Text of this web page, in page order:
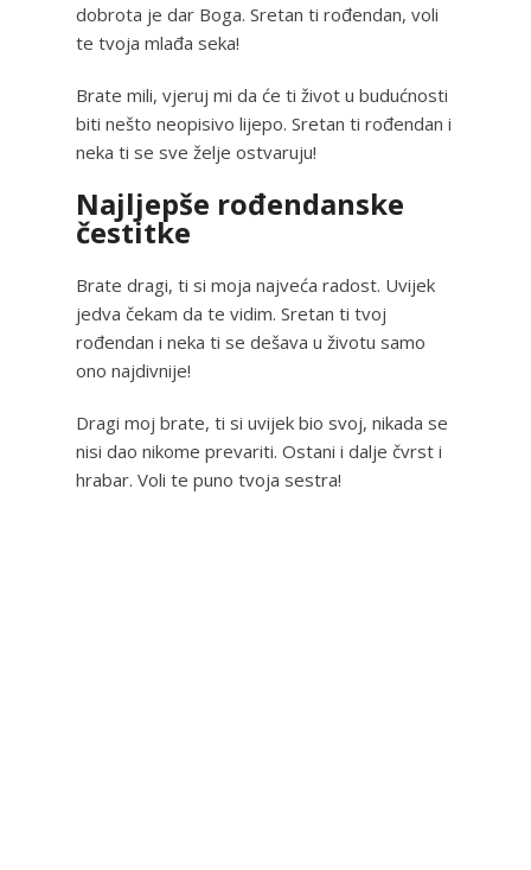
dobrota je dar Boga. Sretan ti rođendan, voli
te tvoja mlađa seka!
Brate mili, vjeruj mi da će ti život u budućnosti
biti nešto neopisivo lijepo. Sretan ti rođendan i
neka ti se sve želje ostvaruju!
Najljepše rođendanske
čestitke
Brate dragi, ti si moja najveća radost. Uvijek
jedva čekam da te vidim. Sretan ti tvoj
rođendan i neka ti se dešava u životu samo
ono najdivnije!
Dragi moj brate, ti si uvijek bio svoj, nikada se
nisi dao nikome prevariti. Ostani i dalje čvrst i
hrabar. Voli te puno tvoja sestra!